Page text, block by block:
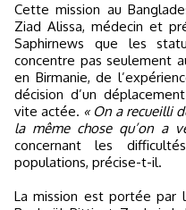
Cette mission au Bangladesh semble d'une évidence pour
Ziad Alissa, médecin et
Saphirnews que les
concentre pas seulement
en Birmanie, de
décision d’un
vite actée. « On a recueilli
la même chose qu’on a
concernant les
populations, précise-t-il.
La mission est portée par